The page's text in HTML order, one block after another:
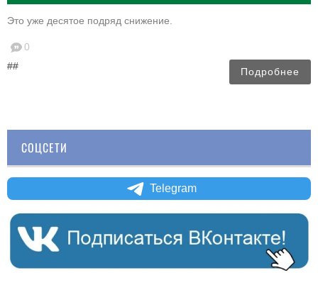
Это уже десятое подряд снижение.
0
##
Подробнее
СОЦСЕТИ
Telegram